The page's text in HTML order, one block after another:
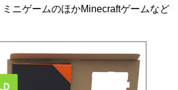
ニゲームのほかMinecraftゲームなど